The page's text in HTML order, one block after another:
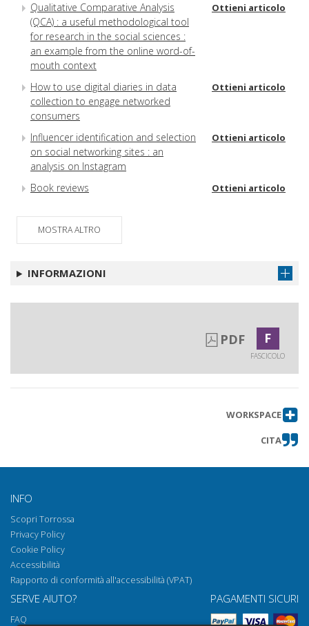
Qualitative Comparative Analysis
(QCA) : a useful methodological tool
for research in the social sciences :
an example from the online word-of-
mouth context
Ottieni articolo
How to use digital diaries in data
collection to engage networked
consumers
Ottieni articolo
Influencer identification and selection
on social networking sites : an
analysis on Instagram
Ottieni articolo
Book reviews Ottieni articolo
MOSTRA ALTRO
INFORMAZIONI
PDF F
FASCICOLO
WORKSPACE
CITA
INFO
Scopri Torrossa
Privacy Policy
Cookie Policy
Accessibilità
Rapporto di conformità all'accessibilità (VPAT)
SERVE AIUTO?
FAQ
PAGAMENTI SICURI